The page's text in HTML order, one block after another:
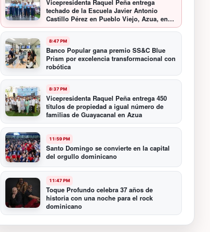
Vicepresidenta Raquel Peña entrega
techado de la Escuela Javier Antonio
Castillo Pérez en Pueblo Viejo, Azua, en
beneficio de 349 estudiantes
8:47 PM
Banco Popular gana premio SS&C Blue
Prism por excelencia transformacional con
robótica
8:37 PM
Vicepresidenta Raquel Peña entrega 450
títulos de propiedad a igual número de
familias de Guayacanal en Azua
11:59 PM
Santo Domingo se convierte en la capital
del orgullo dominicano
11:47 PM
Toque Profundo celebra 37 años de
historia con una noche para el rock
dominicano